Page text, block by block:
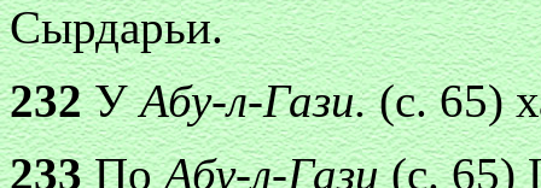
Сырдарьи.
232УАбу-л-Гази.(с. 65)
233ПоАбу-л-Гази(с. 65)